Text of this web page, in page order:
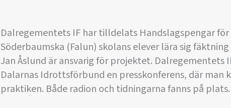
Dalregementets IF har tilldelats Handslagspengar
Söderbaumska (Falun) skolans elever lära sig
Jan Åslund är ansvarig för projektet. Dalregementets
Dalarnas Idrottsförbund en presskonferens, där man
praktiken. Både radion och tidningarna fanns på